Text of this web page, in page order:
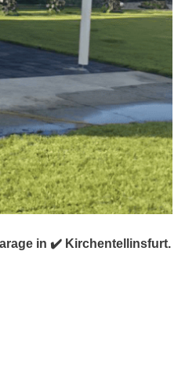
in ✔️ Kirchentellinsfurt.